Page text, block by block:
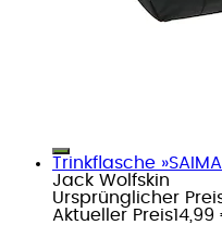
Trinkflasche »SAIMA
Jack Wolfskin
Ursprünglicher
Aktueller Preis14,99